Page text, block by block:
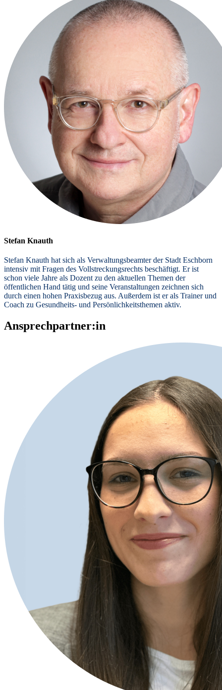
Stefan Knauth
Stefan Knauth hat sich als Verwaltungsbeamter der Stadt Eschborn
intensiv mit Fragen des Vollstreckungsrechts beschäftigt. Er ist
schon viele Jahre als Dozent zu den aktuellen Themen der
öffentlichen Hand tätig und seine Veranstaltungen zeichnen sich
durch einen hohen Praxisbezug aus. Außerdem ist er als Trainer und
Coach zu Gesundheits- und Persönlichkeitsthemen aktiv.
Ansprechpartner:in